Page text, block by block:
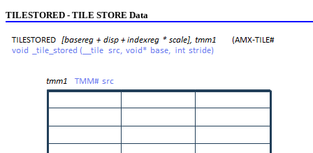
TILESTORED - TILE STORE Data